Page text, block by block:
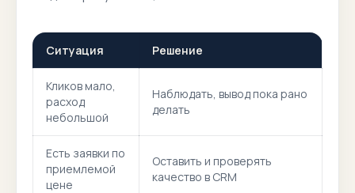
Ситуация Решение
Кликов мало,
расход
небольшой
Наблюдать, вывод пока рано
делать
Есть заявки по
приемлемой
цене
Оставить и проверять
качество в CRM